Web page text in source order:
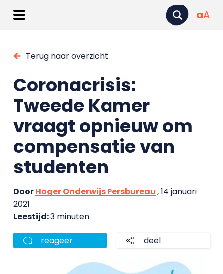
aA
Terug naar overzicht
Coronacrisis:
Tweede Kamer
vraagt opnieuw om
compensatie van
studenten
DoorHoger Onderwijs Persbureau, 14 januari
2021
Leestijd:3 minuten
reageer deel